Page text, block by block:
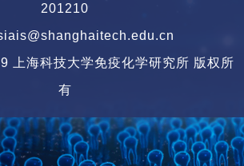
201210
上海科技大学免疫化学研究所 版权所
有